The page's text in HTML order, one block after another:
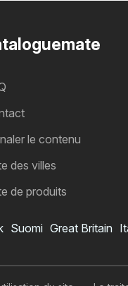
le contenu
des villes
de produits
Suomi Great Britain